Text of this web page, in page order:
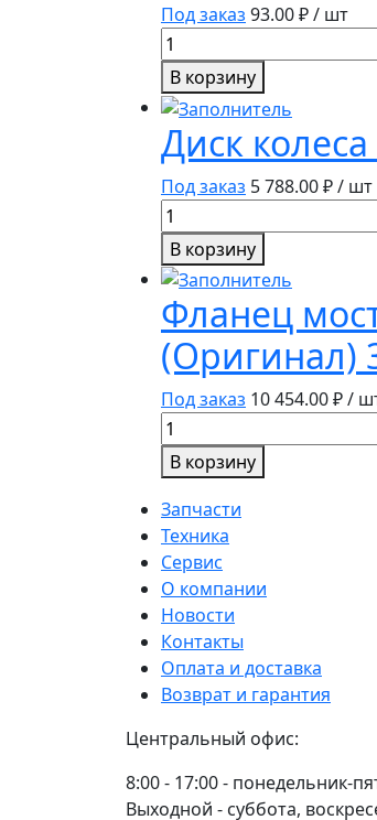
51-
2902412-
Под заказ 93.00₽ / шт
Количество
товара
ШПИЛЬКА
СТУПИЦЫ
КОЛЕСА
ПРАВЫЕ
51-
3103008-
В1
В корзину
Диск
Под заказ 5 788.00₽ / шт
Количество
товара
Диск
колеса
3302-
3101015-
05
ГАЗ-3302
В корзину
Фланец
(Оригинал)
Под заказ 10 454.00₽ /
Количество
товара
Фланец
моста
заднего
Газ-3302
Н/
О
(вал
карданный
шрусы)
отв.
32217-
В корзину
Запчасти
Техника
Сервис
О компании
Новости
Контакты
Оплата и доставка
Возврат и гарантия
Центральный офис:
8:00 - 17:00 - понедельник-
Выходной - суббота,